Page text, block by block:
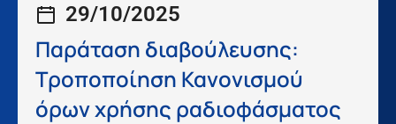
29/10/2025
Παράταση διαβούλευσης:
Τροποποίηση Κανονισμού
όρων χρήσης ραδιοφάσματος